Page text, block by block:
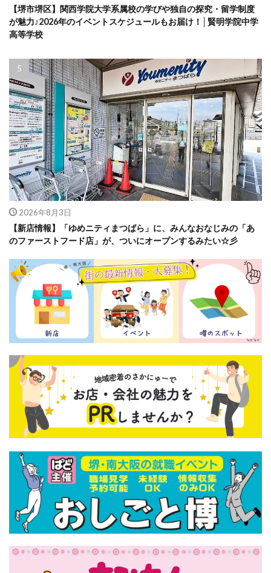
【堺市堺区】関西学院大学系属校の学びや独自の探究・留学制度
が魅力♪2026年のイベントスケジュールもお届け！│賢明学院中学
高等学校
2026年8月3日
【新店情報】「ゆめニティまつばら」に、みんなおなじみの「あ
のファーストフード店」が、ついにオープンするみたい☆彡